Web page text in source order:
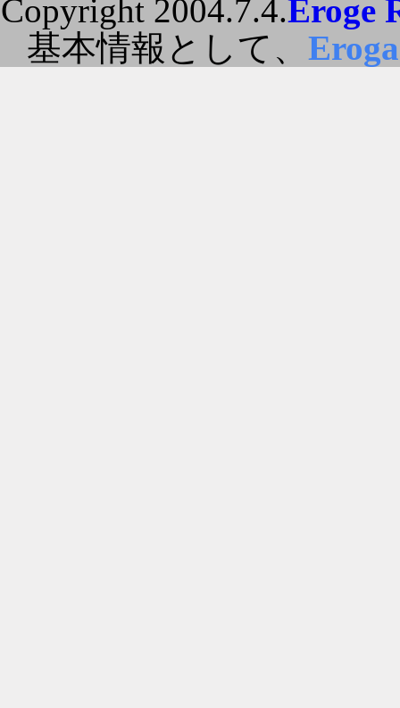
Copyright 2004.7.4.Eroge
基本情報として、